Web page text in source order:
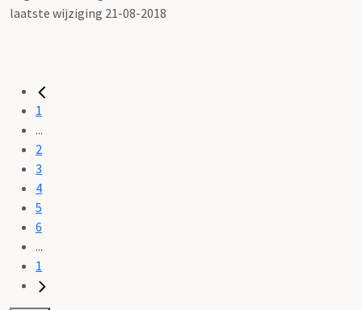
laatste wijziging 21-08-2018
1
...
2
3
4
5
6
...
1